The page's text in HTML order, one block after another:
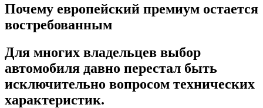
Почему европейский премиум остается
востребованным
Для многих владельцев выбор
автомобиля давно перестал быть
исключительно вопросом технических
характеристик.